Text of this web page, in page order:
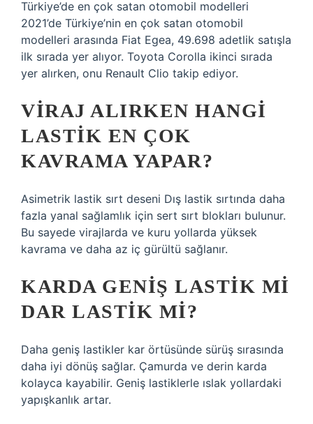
Türkiye’de en çok satan otomobil modelleri
2021’de Türkiye’nin en çok satan otomobil
modelleri arasında Fiat Egea, 49.698 adetlik satışla
ilk sırada yer alıyor. Toyota Corolla ikinci sırada
yer alırken, onu Renault Clio takip ediyor.
VIRAJ ALIRKEN HANGI
LASTIK EN ÇOK
KAVRAMA YAPAR?
Asimetrik lastik sırt deseni Dış lastik sırtında daha
fazla yanal sağlamlık için sert sırt blokları bulunur.
Bu sayede virajlarda ve kuru yollarda yüksek
kavrama ve daha az iç gürültü sağlanır.
KARDA GENIŞ LASTIK MI
DAR LASTIK MI?
Daha geniş lastikler kar örtüsünde sürüş sırasında
daha iyi dönüş sağlar. Çamurda ve derin karda
kolayca kayabilir. Geniş lastiklerle ıslak yollardaki
yapışkanlık artar.